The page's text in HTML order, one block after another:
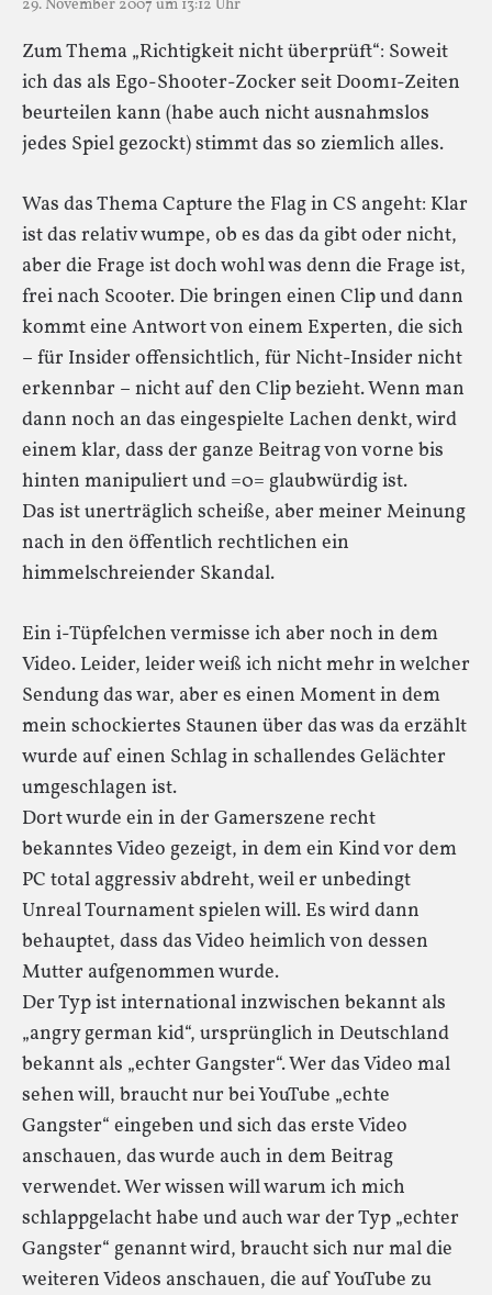
29. November 2007 um 13:12 Uhr
Zum Thema „Richtigkeit nicht überprüft“: Soweit
ich das als Ego-Shooter-Zocker seit Doom1-Zeiten
beurteilen kann (habe auch nicht ausnahmslos
jedes Spiel gezockt) stimmt das so ziemlich alles.
Was das Thema Capture the Flag in CS angeht: Klar
ist das relativ wumpe, ob es das da gibt oder nicht,
aber die Frage ist doch wohl was denn die Frage ist,
frei nach Scooter. Die bringen einen Clip und dann
kommt eine Antwort von einem Experten, die sich
– für Insider offensichtlich, für Nicht-Insider nicht
erkennbar – nicht auf den Clip bezieht. Wenn man
dann noch an das eingespielte Lachen denkt, wird
einem klar, dass der ganze Beitrag von vorne bis
hinten manipuliert und =0= glaubwürdig ist.
Das ist unerträglich scheiße, aber meiner Meinung
nach in den öffentlich rechtlichen ein
himmelschreiender Skandal.
Ein i-Tüpfelchen vermisse ich aber noch in dem
Video. Leider, leider weiß ich nicht mehr in welcher
Sendung das war, aber es einen Moment in dem
mein schockiertes Staunen über das was da erzählt
wurde auf einen Schlag in schallendes Gelächter
umgeschlagen ist.
Dort wurde ein in der Gamerszene recht
bekanntes Video gezeigt, in dem ein Kind vor dem
PC total aggressiv abdreht, weil er unbedingt
Unreal Tournament spielen will. Es wird dann
behauptet, dass das Video heimlich von dessen
Mutter aufgenommen wurde.
Der Typ ist international inzwischen bekannt als
„angry german kid“, ursprünglich in Deutschland
bekannt als „echter Gangster“. Wer das Video mal
sehen will, braucht nur bei YouTube „echte
Gangster“ eingeben und sich das erste Video
anschauen, das wurde auch in dem Beitrag
verwendet. Wer wissen will warum ich mich
schlappgelacht habe und auch war der Typ „echter
Gangster“ genannt wird, braucht sich nur mal die
weiteren Videos anschauen, die auf YouTube zu